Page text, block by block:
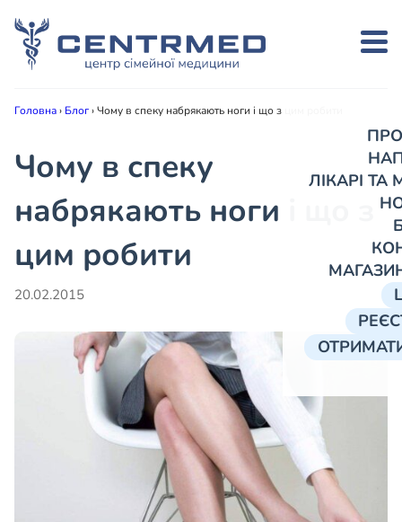
ЛІКАРІ
Головна› Блог›Чому в спеку набрякають ноги і що з цим робити
Чому в спеку
набрякають ноги і що з
цим робити
20.02.2015